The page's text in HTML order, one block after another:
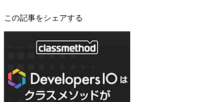
この記事をシェアする